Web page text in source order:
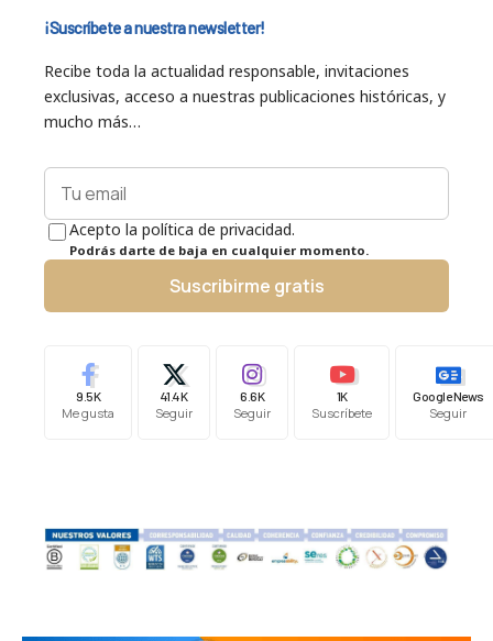
¡Suscríbete a nuestra newsletter!
Recibe toda la actualidad responsable, invitaciones
exclusivas, acceso a nuestras publicaciones históricas, y
mucho más…
Acepto la política de privacidad.
Podrás darte de baja en cualquier momento.
Suscribirme gratis
9.5K
Me gusta
41.4K
Seguir
6.6K
Seguir
1K
Suscríbete
Google News
Seguir